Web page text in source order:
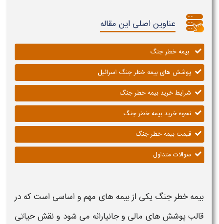
عناوین اصلی این مقاله
بیمه خطر جنگ
پوشش های بیمه خطر جنگ اسرائیل
شرایط خرید بیمه خطر جنگ
نحوه خرید بیمه خطر جنگ
قیمت بیمه خطر جنگ
سوالات متداول
بیمه خطر جنگ یکی ازبیمه های مهم و اساسی است که در
قالبپوشش‌ های مالی و جانیارائه می‌ شود و نقش حیاتی